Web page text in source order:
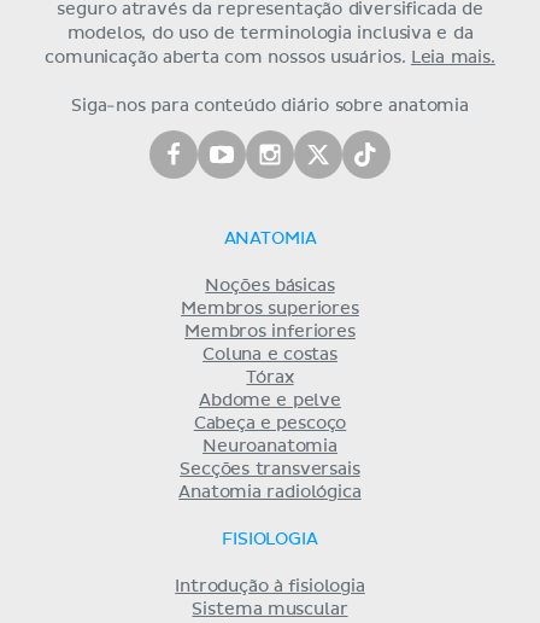
seguro através da representação diversificada de
modelos, do uso de terminologia inclusiva e da
comunicação aberta com nossos usuários. Leia mais.
Siga-nos para conteúdo diário sobre anatomia
ANATOMIA
Noções básicas
Membros superiores
Membros inferiores
Coluna e costas
Tórax
Abdome e pelve
Cabeça e pescoço
Neuroanatomia
Secções transversais
Anatomia radiológica
FISIOLOGIA
Introdução à fisiologia
Sistema muscular